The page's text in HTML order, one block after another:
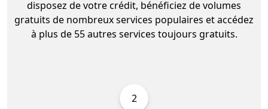
disposez de votre crédit, bénéficiez de volumes
gratuits de nombreux services populaires et accédez
à plus de 55 autres services toujours gratuits.
2